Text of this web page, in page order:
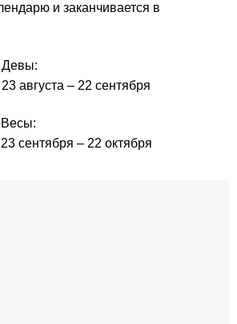
и заканчивается в
Девы:
23 августа – 22 сентября
Весы:
23 сентября – 22 октября